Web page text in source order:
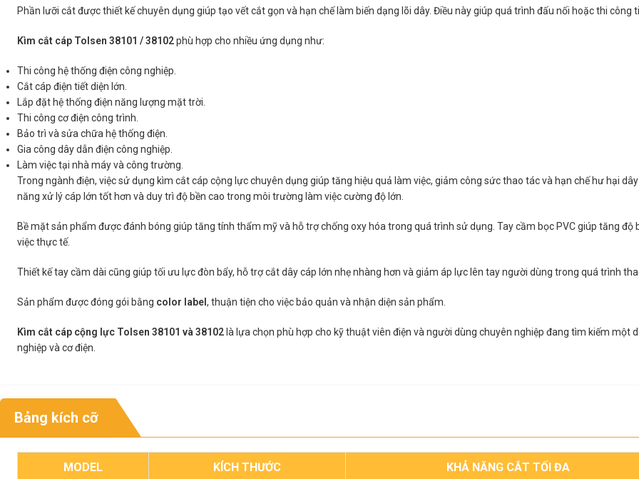
Phần lưỡi cắt được thiết kế chuyên dụng giúp tạo vết cắt gọn và hạn chế làm biến dạng lõi dây. Điều này giúp quá trình đấu nối hoặc thi công
Kìm cắt cáp Tolsen 38101 / 38102phù hợp cho nhiều ứng dụng như:
Thi công hệ thống điện công nghiệp.
Cắt cáp điện tiết diện lớn.
Lắp đặt hệ thống điện năng lượng mặt trời.
Thi công cơ điện công trình.
Bảo trì và sửa chữa hệ thống điện.
Gia công dây dẫn điện công nghiệp.
Làm việc tại nhà máy và công trường.
Trong ngành điện, việc sử dụng kìm cắt cáp cộng lực chuyên dụng giúp tăng hiệu quả làm việc, giảm công sức thao tác và hạn chế hư hại
năng xử lý cáp lớn tốt hơn và duy trì độ bền cao trong môi trường làm việc cường độ lớn.
Bề mặt sản phẩm được đánh bóng giúp tăng tính thẩm mỹ và hỗ trợ chống oxy hóa trong quá trình sử dụng. Tay cầm bọc PVC giúp tăng
việc thực tế.
Thiết kế tay cầm dài cũng giúp tối ưu lực đòn bẩy, hỗ trợ cắt dây cáp lớn nhẹ nhàng hơn và giảm áp lực lên tay người dùng trong quá trình
Sản phẩm được đóng gói bằng color label , thuận tiện cho việc bảo quản và nhận diện sản phẩm.
Kìm cắt cáp cộng lực Tolsen 38101 và 38102 là lựa chọn phù hợp cho kỹ thuật viên điện và người dùng chuyên nghiệp đang tìm kiếm một
nghiệp và cơ điện.
Bảng kích cỡ
MODEL KÍCH THƯỚC KHẢ NĂNG CẮT TỐI ĐA